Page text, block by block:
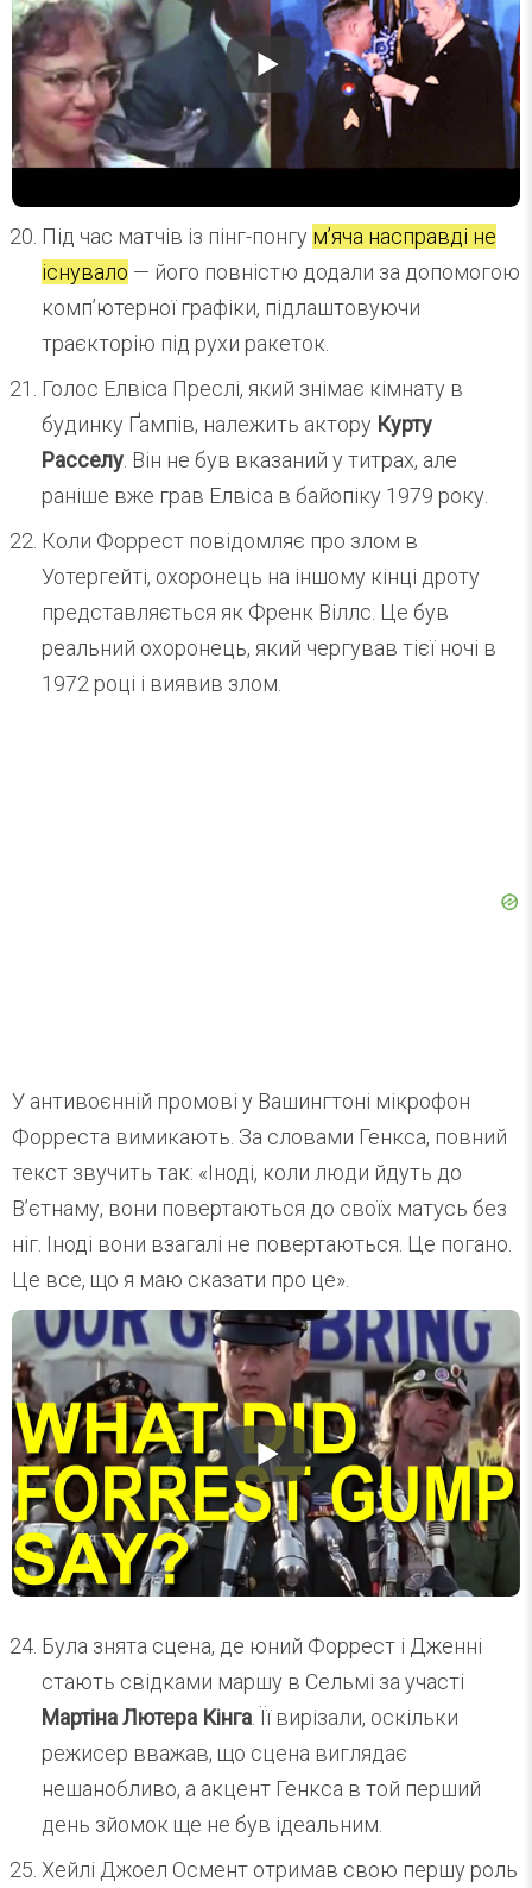
Під час матчів із пінг-понгу м’яча насправді не
існувало — його повністю додали за допомогою
комп’ютерної графіки, підлаштовуючи
траєкторію під рухи ракеток.
Голос Елвіса Преслі, який знімає кімнату в
будинку Ґампів, належить актору Курту
Расселу. Він не був вказаний у титрах, але
раніше вже грав Елвіса в байопіку 1979 року.
Коли Форрест повідомляє про злом в
Уотергейті, охоронець на іншому кінці дроту
представляється як Френк Віллс. Це був
реальний охоронець, який чергував тієї ночі в
1972 році і виявив злом.
У антивоєнній промові у Вашингтоні мікрофон
Форреста вимикають. За словами Генкса, повний
текст звучить так: «Іноді, коли люди йдуть до
В’єтнаму, вони повертаються до своїх матусь без
ніг. Іноді вони взагалі не повертаються. Це погано.
Це все, що я маю сказати про це».
Була знята сцена, де юний Форрест і Дженні
стають свідками маршу в Сельмі за участі
Мартіна Лютера Кінга . Її вирізали, оскільки
режисер вважав, що сцена виглядає
нешанобливо, а акцент Генкса в той перший
день зйомок ще не був ідеальним.
Хейлі Джоел Осмент отримав свою першу роль